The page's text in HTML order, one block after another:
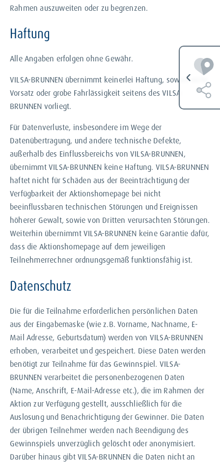
Rahmen auszuweiten oder zu begrenzen.
Haftung
Alle Angaben erfolgen ohne Gewähr.
VILSA-BRUNNEN übernimmt keinerlei Haftung, soweit nicht
Vorsatz oder grobe Fahrlässigkeit seitens des VILSA-
BRUNNEN vorliegt.
Für Datenverluste, insbesondere im Wege der
Datenübertragung, und andere technische Defekte,
außerhalb des Einflussbereichs von VILSA-BRUNNEN,
übernimmt VILSA-BRUNNEN keine Haftung. VILSA-BRUNNEN
haftet nicht für Schäden aus der Beeinträchtigung der
Verfügbarkeit der Aktionshomepage bei nicht
beeinflussbaren technischen Störungen und Ereignissen
höherer Gewalt, sowie von Dritten verursachten Störungen.
Weiterhin übernimmt VILSA-BRUNNEN keine Garantie dafür,
dass die Aktionshomepage auf dem jeweiligen
Teilnehmerrechner ordnungsgemäß funktionsfähig ist.
Datenschutz
Die für die Teilnahme erforderlichen persönlichen Daten
aus der Eingabemaske (wie z.B. Vorname, Nachname, E-
Mail Adresse, Geburtsdatum) werden von VILSA-BRUNNEN
erhoben, verarbeitet und gespeichert. Diese Daten werden
benötigt zur Teilnahme für das Gewinnspiel. VILSA-
BRUNNEN verarbeitet die personenbezogenen Daten
(Name, Anschrift, E-Mail-Adresse etc.), die im Rahmen der
Aktion zur Verfügung gestellt, ausschließlich für die
Auslosung und Benachrichtigung der Gewinner. Die Daten
der übrigen Teilnehmer werden nach Beendigung des
Gewinnspiels unverzüglich gelöscht oder anonymisiert.
Darüber hinaus gibt VILSA-BRUNNEN die Daten nicht an